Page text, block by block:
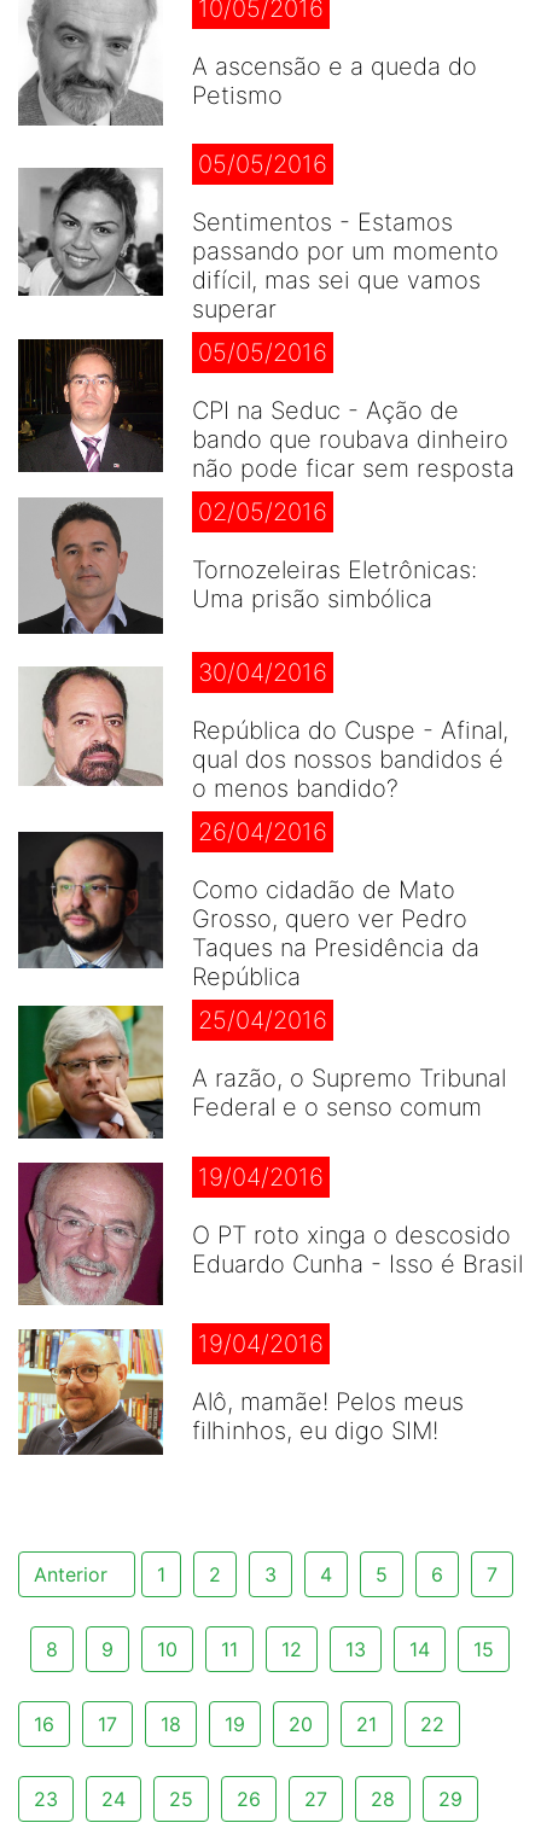
10/05/2016
A ascensão e a queda do
Petismo
05/05/2016
Sentimentos - Estamos
passando por um momento
difícil, mas sei que vamos
superar
05/05/2016
CPI na Seduc - Ação de
bando que roubava dinheiro
não pode ficar sem resposta
02/05/2016
Tornozeleiras Eletrônicas:
Uma prisão simbólica
30/04/2016
República do Cuspe - Afinal,
qual dos nossos bandidos é
o menos bandido?
26/04/2016
Como cidadão de Mato
Grosso, quero ver Pedro
Taques na Presidência da
República
25/04/2016
A razão, o Supremo Tribunal
Federal e o senso comum
19/04/2016
O PT roto xinga o descosido
Eduardo Cunha - Isso é Brasil
19/04/2016
Alô, mamãe! Pelos meus
filhinhos, eu digo SIM!
Anterior 1 2 3 4 5 6 7
8 9 10 11 12 13 14 15
16 17 18 19 20 21 22
23 24 25 26 27 28 29